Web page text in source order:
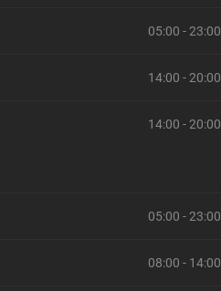
05:00 - 23:00
14:00 - 20:00
14:00 - 20:00
05:00 - 23:00
08:00 - 14:00